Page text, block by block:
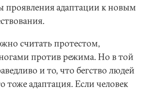
проявления адаптации к новым
считать протестом,
против режима. Но в той
и то, что бегство людей
тоже адаптация. Если человек